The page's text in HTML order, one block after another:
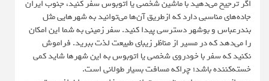
اگر ترجیح می‌دهید با ماشین شخصی یا اتوبوس سفر کنید، جنوب ایران
جاده‌های مناسبی دارد که ازطریق آن‌ها می‌توانید به شهرهایی مثل
بندرعباس و بوشهر دسترسی پیدا کنید. سفر زمینی به شما این امکان
را می‌دهد که در مسیر از مناظر زیبای طبیعت لذت ببرید. فراموش
نکنید که سفر با خودروی شخصی یا اتوبوس به این شهرها شاید کمی
خسته‌کننده باشد؛ چراکه مسافت بسیار طولانی است.